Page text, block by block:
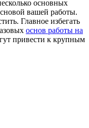
основных
вашей работы.
Главное избегать
основ работы на
привести к крупным